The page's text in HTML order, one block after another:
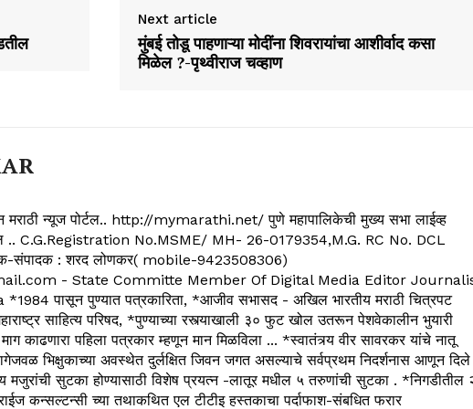
Next article
मुंबई तोडू पाहणाऱ्या मोदींना शिवरायांचा आशीर्वाद कसा
मिळेल ?-पृथ्वीराज चव्हाण
मराठी न्यूज पोर्टल.. http://mymarathi.net/ पुणे महापालिकेची मुख्य सभा लाईव्ह
.. C.G.Registration No.MSME/ MH- 26-0179354,M.G. RC No. DCL
संपादक : शरद लोणकर( mobile-9423508306)
- State Committe Member Of Digital Media Editor
पासून पुण्यात पत्रकारिता, *आजीव सभासद - अखिल भारतीय मराठी चित्रपट
साहित्य परिषद, *पुण्याच्या रस्त्याखाली ३० फुट खोल उतरून पेशवेकालीन भुयारी
माग काढणारा पहिला पत्रकार म्हणून मान मिळविला ... *स्वातंत्र्य वीर सावरकर यांचे नातू
भिक्षुकाच्या अवस्थेत दुर्लक्षित जिवन जगत असल्याचे सर्वप्रथम निदर्शनास आणून दिले
सुटका होण्यासाठी विशेष प्रयत्न -लातूर मधील ५ तरुणांची सुटका . *निगडीतील
कन्सल्टन्सी च्या तथाकथित एल टीटीइ हस्तकाचा पर्दाफाश-संबधित फरार